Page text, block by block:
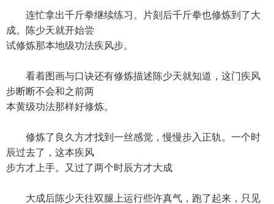
连忙拿出千斤拳继续练习。片刻后千斤拳也修炼到了大
成。陈少天就开始尝
试修炼那本地级功法疾风步。
看着图画与口诀还有修炼描述陈少天就知道，这门疾风
步断断不会和之前两
本黄级功法那样好修炼。
修炼了良久方才找到一丝感觉，慢慢步入正轨。一个时
辰过去了，这本疾风
步方才上手。又过了两个时辰方才大成
大成后陈少天往双腿上运行些许真气，跑了起来，只见